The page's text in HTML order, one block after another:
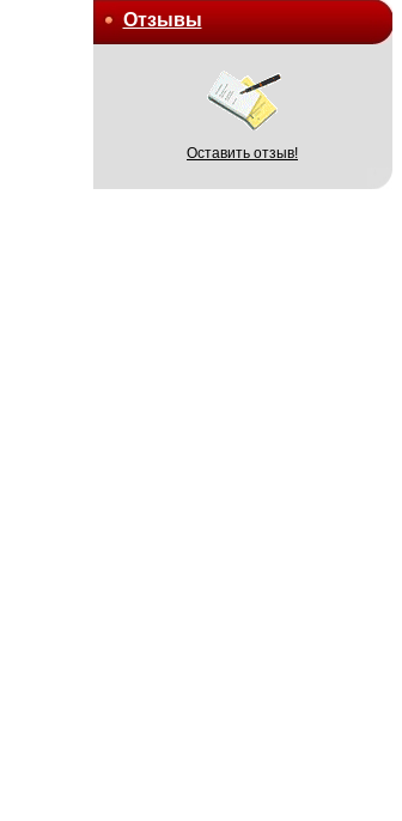
Отзывы
Оставить отзыв!